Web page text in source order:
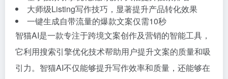
大师级Listing写作技巧，显著提升产品转化效果
一键生成自带流量的爆款文案仅需10秒
智猫AI是一款专注于跨境文案创作及营销的智能工具，
它利用搜索引擎优化技术帮助用户提升文案的质量和吸
引力。智猫AI不仅能够提升写作效率和质量，还能够在